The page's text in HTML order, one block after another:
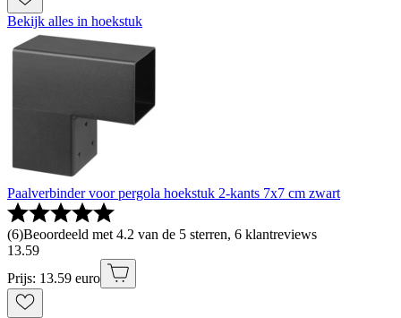
Bekijk alles in hoekstuk
Paalverbinder voor pergola hoekstuk 2-kants 7x7 cm zwart
(6)Beoordeeld met 4.2 van de 5 sterren, 6 klantreviews
13.59
Prijs: 13.59 euro